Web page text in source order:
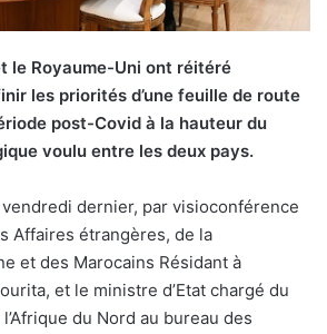
le Royaume-Uni ont réitéré
les priorités d’une feuille de route
post-Covid à la hauteur du
voulu entre les deux pays.
vendredi dernier, par visioconférence
Affaires étrangères, de la
et des Marocains Résidant à
et le ministre d’Etat chargé du
du Nord au bureau des